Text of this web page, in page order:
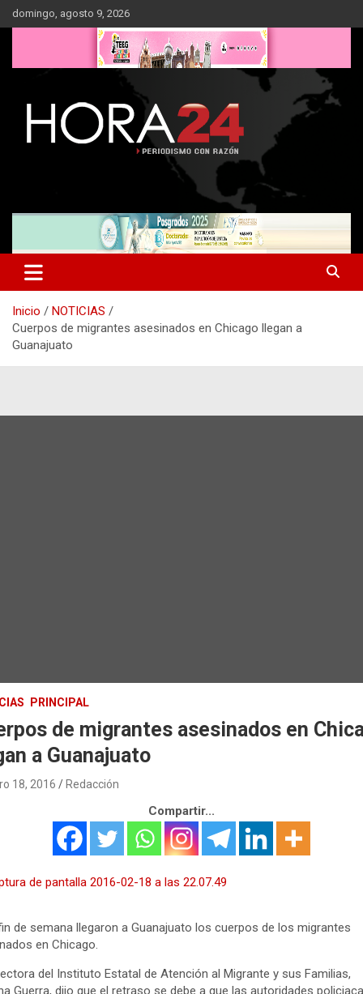
Saltar
al
domingo, agosto 9, 2026
Inicio
NOTICIAS
Cuerpos de migrantes asesinados en Chicago llegan a
Guanajuato
PRINCIPAL
de migrantes asesinados en
a Guanajuato
18, 2016 Redacción
Compartir...
de semana llegaron a Guanajuato los cuerpos de los migrantes
en Chicago.
del Instituto Estatal de Atención al Migrante y sus Familias,
Guerra, dijo que el retraso se debe a que las autoridades